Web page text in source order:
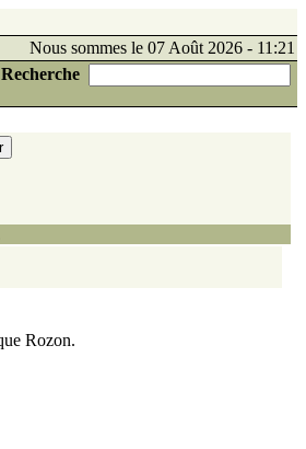
Nous sommes le 07 Août 2026 - 11:21
Recherche
Rozon.